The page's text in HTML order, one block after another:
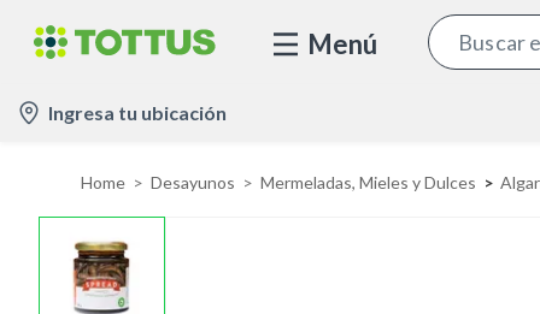
Menú
Ingresa tu ubicación
Home Desayunos Mermeladas, Mieles y Dulces